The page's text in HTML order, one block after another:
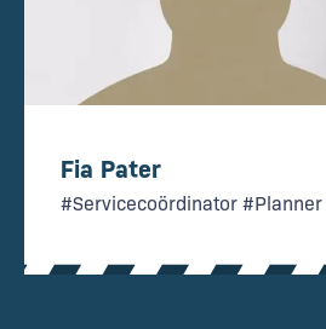
Fia Pater
#Servicecoördinator #Planner